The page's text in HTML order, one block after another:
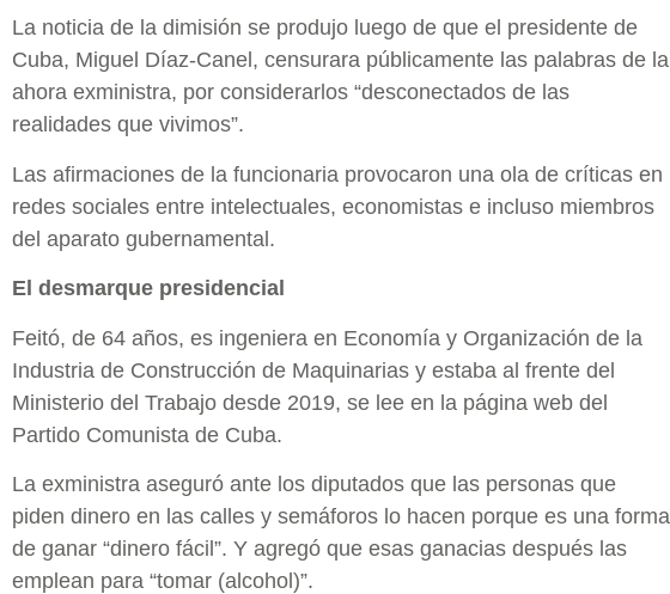
La noticia de la dimisión se produjo luego de que el presidente de
Cuba, Miguel Díaz-Canel, censurara públicamente las palabras de la
ahora exministra, por considerarlos “desconectados de las
realidades que vivimos”.
Las afirmaciones de la funcionaria provocaron una ola de críticas en
redes sociales entre intelectuales, economistas e incluso miembros
del aparato gubernamental.
El desmarque presidencial
Feitó, de 64 años, es ingeniera en Economía y Organización de la
Industria de Construcción de Maquinarias y estaba al frente del
Ministerio del Trabajo desde 2019, se lee en la página web del
Partido Comunista de Cuba.
La exministra aseguró ante los diputados que las personas que
piden dinero en las calles y semáforos lo hacen porque es una forma
de ganar “dinero fácil”. Y agregó que esas ganacias después las
emplean para “tomar (alcohol)”.